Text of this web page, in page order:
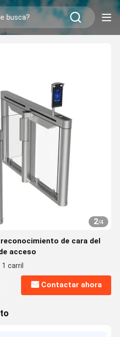
2/4
de cara del
acceso
1 carril
Contactar ahora